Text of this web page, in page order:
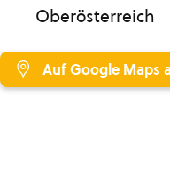
Oberösterreich
Auf Google Maps